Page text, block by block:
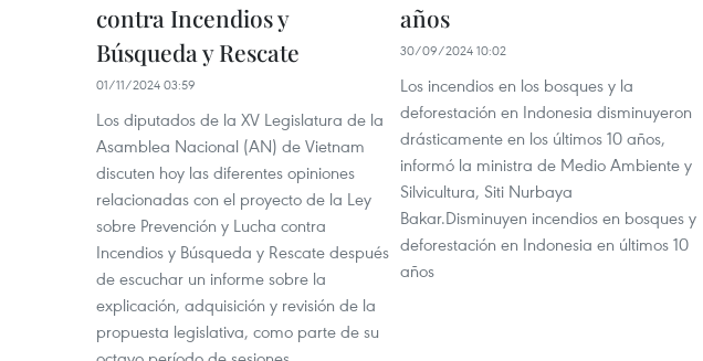
contra Incendios y
Búsqueda y Rescate
01/11/2024 03:59
Los diputados de la XV Legislatura de la
Asamblea Nacional (AN) de Vietnam
discuten hoy las diferentes opiniones
relacionadas con el proyecto de la Ley
sobre Prevención y Lucha contra
Incendios y Búsqueda y Rescate después
de escuchar un informe sobre la
explicación, adquisición y revisión de la
propuesta legislativa, como parte de su
años
30/09/2024 10:02
Los incendios en los bosques y la
deforestación en Indonesia disminuyeron
drásticamente en los últimos 10 años,
informó la ministra de Medio Ambiente y
Silvicultura, Siti Nurbaya
Bakar.Disminuyen incendios en bosques y
deforestación en Indonesia en últimos 10
años